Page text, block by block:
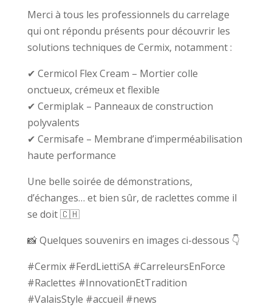
Merci à tous les professionnels du carrelage
qui ont répondu présents pour découvrir les
solutions techniques de Cermix, notamment :
✔ Cermicol Flex Cream – Mortier colle
onctueux, crémeux et flexible
✔ Cermiplak – Panneaux de construction
polyvalents
✔ Cermisafe – Membrane d’imperméabilisation
haute performance
Une belle soirée de démonstrations,
d’échanges… et bien sûr, de raclettes comme il
se doit 🇨🇭
📸 Quelques souvenirs en images ci-dessous 👇
#Cermix #FerdLiettiSA #CarreleursEnForce
#Raclettes #InnovationEtTradition
#ValaisStyle #accueil #news